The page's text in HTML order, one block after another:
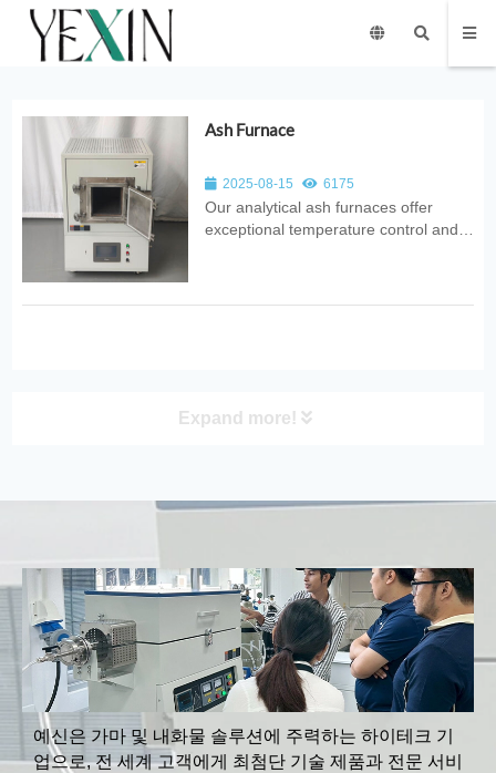
Ash Furnace
2025-08-15 6175
Our analytical ash furnaces offer
exceptional temperature control and
Expand more!
Product Category
예신은 가마 및 내화물 솔루션에 주력하는 하이테크 기
업으로, 전 세계 고객에게 최첨단 기술 제품과 전문 서비